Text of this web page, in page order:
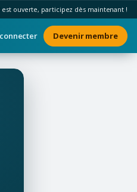
est ouverte, participez dès maintenant !
Devenir membre